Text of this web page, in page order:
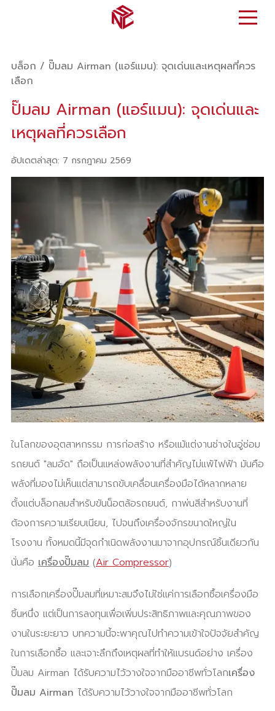
บล็อก / ปั๊มลม Airman (แอร์แมน): จุดเด่นและเหตุผลที่ควร
เลือก
ปั๊มลม Airman (แอร์แมน): จุดเด่นและ
เหตุผลที่ควรเลือก
อัปเดตล่าสุด: 7 กรกฎาคม 2569
ในโลกของอุตสาหกรรม การก่อสร้าง หรือแม้แต่งานช่างในอู่ซ่อม
รถยนต์ "ลมอัด" ถือเป็นแหล่งพลังงานที่สำคัญไม่แพ้ไฟฟ้า มันคือ
พลังที่มองไม่เห็นแต่สามารถขับเคลื่อนเครื่องมือได้หลากหลาย
ตั้งแต่บล็อกลมสำหรับขันน็อตล้อรถยนต์, กาพ่นสีสำหรับงานที่
ต้องการความเรียบเนียน, ไปจนถึงเครื่องจักรขนาดใหญ่ใน
โรงงาน ทั้งหมดนี้มีจุดกำเนิดพลังงานมาจากอุปกรณ์ชิ้นเดียวกัน
นั่นคือ เครื่องปั๊มลม(Air Compressor)
การเลือกเครื่องปั๊มลมที่เหมาะสมจึงไม่ใช่แค่การเลือกซื้อเครื่องมือ
ชิ้นหนึ่ง แต่เป็นการลงทุนเพื่อเพิ่มประสิทธิภาพและคุณภาพของ
งานในระยะยาว บทความนี้จะพาคุณไปทำความเข้าใจปัจจัยสำคัญ
ในการเลือกซื้อ และเจาะลึกถึงเหตุผลที่ทำให้แบรนด์อย่าง เครื่อง
ปั๊มลม Airman ได้รับความไว้วางใจจากมืออาชีพทั่วโลกเครื่อง
ปั๊มลม Airman ได้รับความไว้วางใจจากมืออาชีพทั่วโลก